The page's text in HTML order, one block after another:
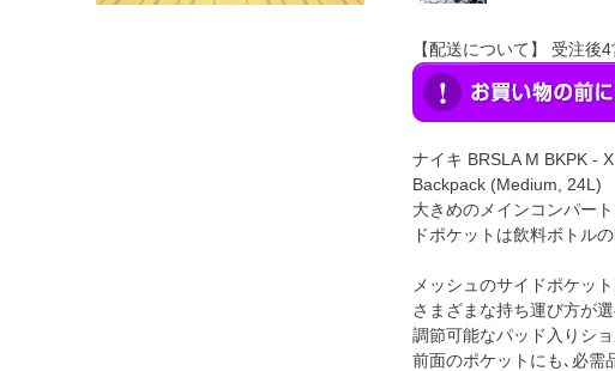
【配送について】 受注後
ナイキ BRSLA M BKPK -
Backpack (Medium, 24L)
大きめのメインコンパー
ドポケットは飲料ボトル
メッシュのサイドポケッ
さまざまな持ち運び方が
調節可能なパッド入りシ
前面のポケットにも､必需